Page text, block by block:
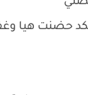
حضنت هيا